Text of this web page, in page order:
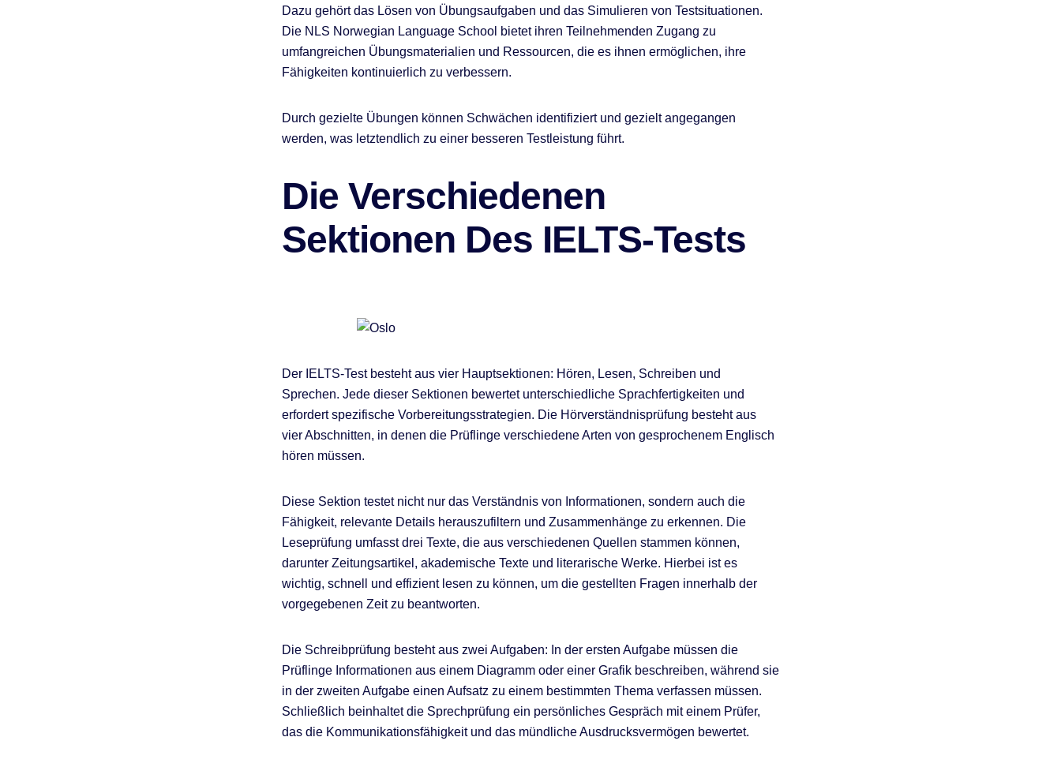
Dazu gehört das Lösen von Übungsaufgaben und das Simulieren von Testsituationen.
Die NLS Norwegian Language School bietet ihren Teilnehmenden Zugang zu
umfangreichen Übungsmaterialien und Ressourcen, die es ihnen ermöglichen, ihre
Fähigkeiten kontinuierlich zu verbessern.
Durch gezielte Übungen können Schwächen identifiziert und gezielt angegangen
werden, was letztendlich zu einer besseren Testleistung führt.
Die Verschiedenen
Sektionen Des IELTS-Tests
Der IELTS-Test besteht aus vier Hauptsektionen: Hören, Lesen, Schreiben und
Sprechen. Jede dieser Sektionen bewertet unterschiedliche Sprachfertigkeiten und
erfordert spezifische Vorbereitungsstrategien. Die Hörverständnisprüfung besteht aus
vier Abschnitten, in denen die Prüflinge verschiedene Arten von gesprochenem Englisch
hören müssen.
Diese Sektion testet nicht nur das Verständnis von Informationen, sondern auch die
Fähigkeit, relevante Details herauszufiltern und Zusammenhänge zu erkennen. Die
Leseprüfung umfasst drei Texte, die aus verschiedenen Quellen stammen können,
darunter Zeitungsartikel, akademische Texte und literarische Werke. Hierbei ist es
wichtig, schnell und effizient lesen zu können, um die gestellten Fragen innerhalb der
vorgegebenen Zeit zu beantworten.
Die Schreibprüfung besteht aus zwei Aufgaben: In der ersten Aufgabe müssen die
Prüflinge Informationen aus einem Diagramm oder einer Grafik beschreiben, während sie
in der zweiten Aufgabe einen Aufsatz zu einem bestimmten Thema verfassen müssen.
Schließlich beinhaltet die Sprechprüfung ein persönliches Gespräch mit einem Prüfer,
das die Kommunikationsfähigkeit und das mündliche Ausdrucksvermögen bewertet.